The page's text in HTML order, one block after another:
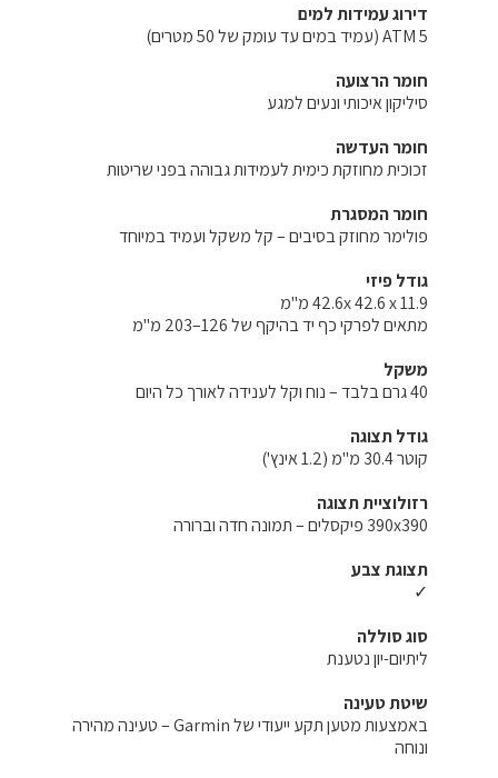
דירוג עמידות למים
5 ATM (עמיד במים עד עומק של 50 מטרים)
חומר הרצועה
סיליקון איכותי ונעים למגע
חומר העדשה
זכוכית מחוזקת כימית לעמידות גבוהה בפני שריטות
חומר המסגרת
פולימר מחוזק בסיבים – קל משקל ועמיד במיוחד
גודל פיזי
42.6x 42.6 x 11.9 מ"מ
מתאים לפרקי כף יד בהיקף של 126–203 מ"מ
משקל
40 גרם בלבד – נוח וקל לענידה לאורך כל היום
גודל תצוגה
קוטר 30.4 מ"מ (1.2 אינץ')
רזולוציית תצוגה
390x390 פיקסלים – תמונה חדה וברורה
תצוגת צבע
✓
סוג סוללה
ליתיום-יון נטענת
שיטת טעינה
באמצעות מטען תקע ייעודי של Garmin – טעינה מהירה
ונוחה